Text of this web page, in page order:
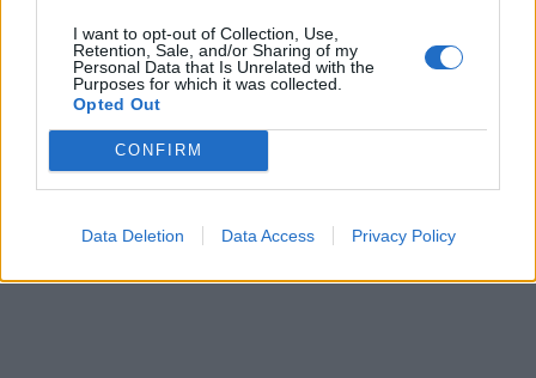
I want to opt-out of Collection, Use,
Retention, Sale, and/or Sharing of my
Personal Data that Is Unrelated with the
Purposes for which it was collected.
Opted Out
CONFIRM
Data Deletion Data Access Privacy Policy
16/02/2015 - 02:00